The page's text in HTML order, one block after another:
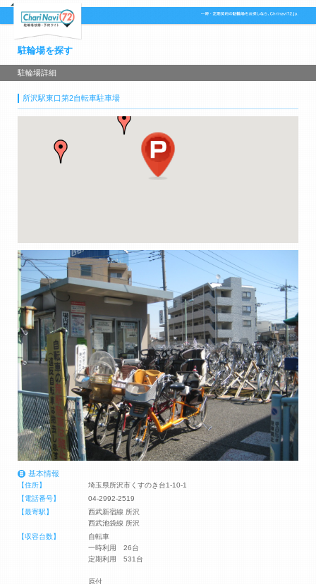
駐輪場を探す
駐輪場詳細
所沢駅東口第2自転車駐車場
基本情報
【住所】
埼玉県所沢市くすのき台1-10-1
【電話番号】
04-2992-2519
【最寄駅】
西武新宿線 所沢
西武池袋線 所沢
【収容台数】
自転車
一時利用 26台
定期利用 531台
原付